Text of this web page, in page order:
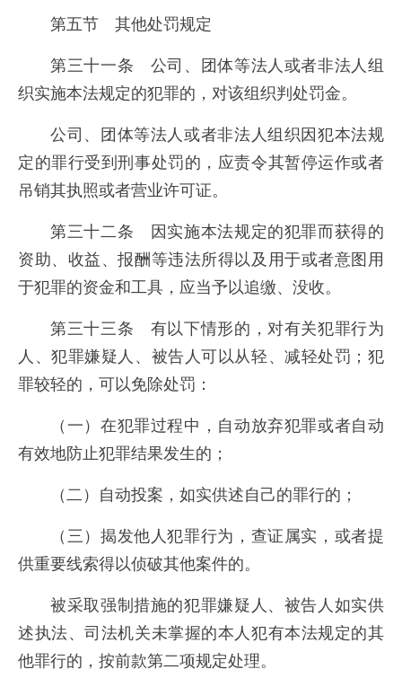
第五节 其他处罚规定
第三十一条 公司、团体等法人或者非法人组
织实施本法规定的犯罪的，对该组织判处罚金。
公司、团体等法人或者非法人组织因犯本法规
定的罪行受到刑事处罚的，应责令其暂停运作或者
吊销其执照或者营业许可证。
第三十二条 因实施本法规定的犯罪而获得的
资助、收益、报酬等违法所得以及用于或者意图用
于犯罪的资金和工具，应当予以追缴、没收。
第三十三条 有以下情形的，对有关犯罪行为
人、犯罪嫌疑人、被告人可以从轻、减轻处罚；犯
罪较轻的，可以免除处罚：
（一）在犯罪过程中，自动放弃犯罪或者自动
有效地防止犯罪结果发生的；
（二）自动投案，如实供述自己的罪行的；
（三）揭发他人犯罪行为，查证属实，或者提
供重要线索得以侦破其他案件的。
被采取强制措施的犯罪嫌疑人、被告人如实供
述执法、司法机关未掌握的本人犯有本法规定的其
他罪行的，按前款第二项规定处理。